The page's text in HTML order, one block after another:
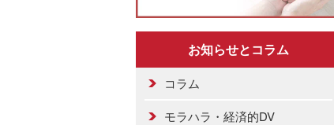
お知らせとコラム
コラム
モラハラ・経済的DV